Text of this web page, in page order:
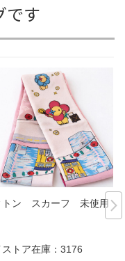
です
トン スカーフ 未使用
トア在庫： 3176